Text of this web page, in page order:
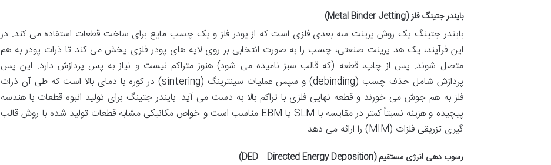
بایندر جتینگ فلز (Metal Binder Jetting)
بایندر جتینگ یک روش پرینت سه بعدی فلزی است که از پودر فلز و یک چسب مایع برای ساخت قطعات استفاده می کند. در
این فرآیند، یک هد پرینت صنعتی، چسب را به صورت انتخابی بر روی لایه های پودر فلزی پخش می کند تا ذرات پودر به هم
متصل شوند. پس از چاپ، قطعه (که قالب سبز نامیده می شود) هنوز متراکم نیست و نیاز به پس پردازش دارد. این پس
پردازش شامل حذف چسب (debinding) و سپس عملیات سینترینگ (sintering) در کوره با دمای بالا است که طی آن ذرات
فلز به هم جوش می خورند و قطعه نهایی فلزی با تراکم بالا به دست می آید. بایندر جتینگ برای تولید انبوه قطعات با هندسه
پیچیده و هزینه نسبتاً کمتر در مقایسه با SLM یا EBM مناسب است و خواص مکانیکی مشابه قطعات تولید شده با روش قالب
گیری تزریقی فلزات (MIM) را ارائه می دهد.
رسوب دهی انرژی مستقیم (DED – Directed Energy Deposition)